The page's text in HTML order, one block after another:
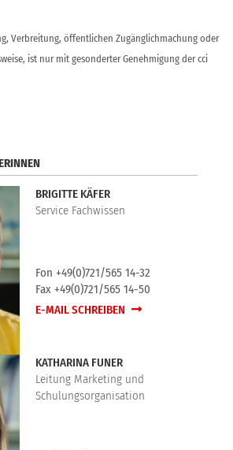
Verbreitung, öffentlichen Zugänglichmachung oder
ist nur mit gesonderter Genehmigung der cci
BRIGITTE KÄFER
Service Fachwissen
Fon +49(0)721/565 14-32
Fax +49(0)721/565 14-50
E-MAIL SCHREIBEN
KATHARINA FUNER
Leitung Marketing und
Schulungsorganisation